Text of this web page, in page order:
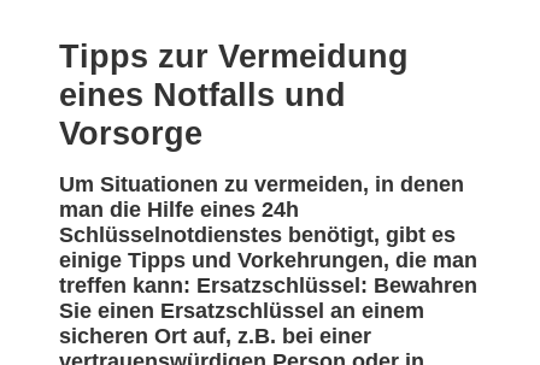
Tipps zur Vermeidung
eines Notfalls und
Vorsorge
Um Situationen zu vermeiden, in denen
man die Hilfe eines 24h
Schlüsselnotdienstes benötigt, gibt es
einige Tipps und Vorkehrungen, die man
treffen kann: Ersatzschlüssel: Bewahren
Sie einen Ersatzschlüssel an einem
sicheren Ort auf, z.B. bei einer